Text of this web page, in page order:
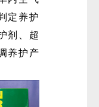
定养护
剂、超
养护产